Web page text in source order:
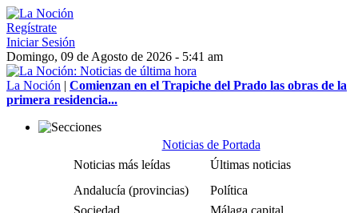
Regístrate
Iniciar Sesión
Domingo, 09 de Agosto de 2026 - 5:41 am
La Noción | Comienzan en el Trapiche del Prado las obras de la
primera residencia...
Noticias de Portada
Noticias más leídas
Últimas noticias
Andalucía (provincias)
Política
Sociedad
Málaga capital